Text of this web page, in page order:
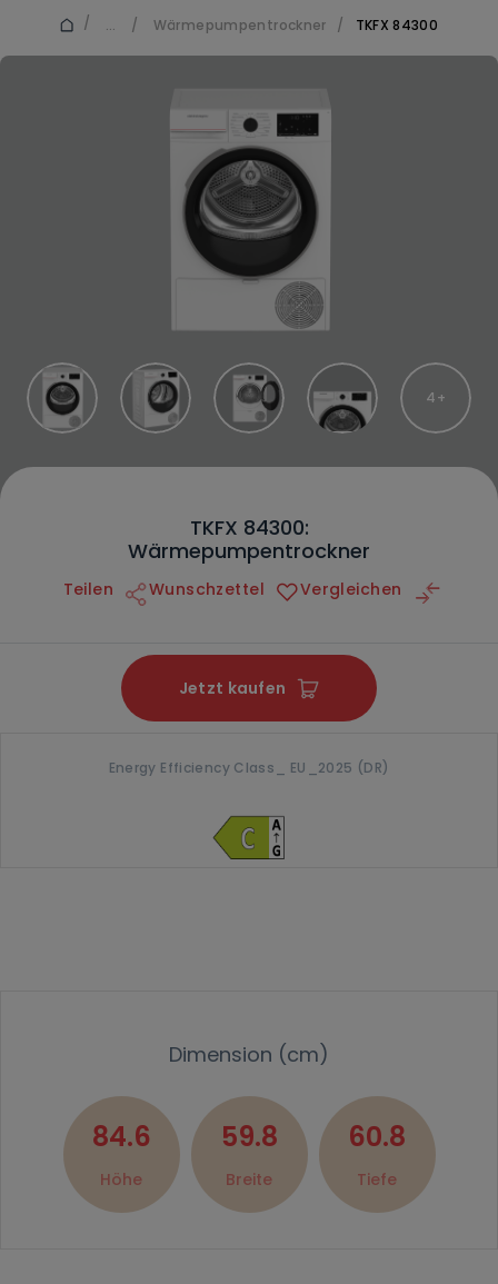
/ ... / Wärmepumpentrockner / TKFX 84300
4
TKFX 84300:
Wärmepumpentrockner
Teilen Wunschzettel Vergleichen
Jetzt kaufen
Energy Efficiency Class_ EU_2025 (DR)
Dimension (cm)
84.6
Höhe
59.8
Breite
60.8
Tiefe